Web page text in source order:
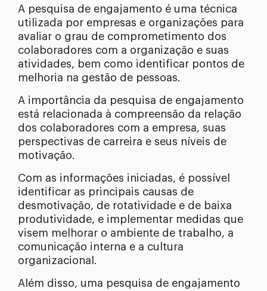
A pesquisa de engajamento é uma técnica
utilizada por empresas e organizações para
avaliar o grau de comprometimento dos
colaboradores com a organização e suas
atividades, bem como identificar pontos de
melhoria na gestão de pessoas.
A importância da pesquisa de engajamento
está relacionada à compreensão da relação
dos colaboradores com a empresa, suas
perspectivas de carreira e seus níveis de
motivação.
Com as informações iniciadas, é possível
identificar as principais causas de
desmotivação, de rotatividade e de baixa
produtividade, e implementar medidas que
visem melhorar o ambiente de trabalho, a
comunicação interna e a cultura
organizacional.
Além disso, uma pesquisa de engajamento